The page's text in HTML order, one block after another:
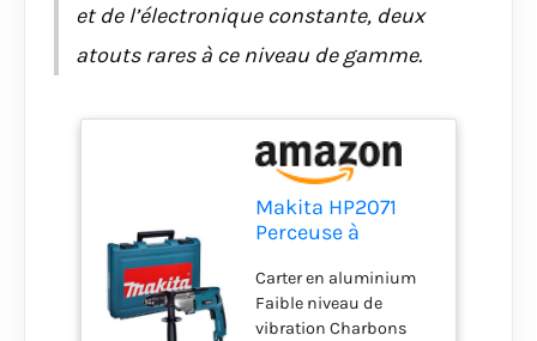
et de l’électronique constante, deux
atouts rares à ce niveau de gamme.
Makita HP2071
Perceuse à
électronique 1010
W
Carter en aluminium
Faible niveau de
vibration Charbons